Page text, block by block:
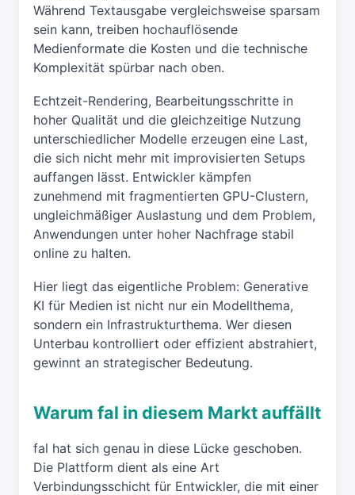
Während Textausgabe vergleichsweise sparsam
sein kann, treiben hochauflösende
Medienformate die Kosten und die technische
Komplexität spürbar nach oben.
Echtzeit-Rendering, Bearbeitungsschritte in
hoher Qualität und die gleichzeitige Nutzung
unterschiedlicher Modelle erzeugen eine Last,
die sich nicht mehr mit improvisierten Setups
auffangen lässt. Entwickler kämpfen
zunehmend mit fragmentierten GPU-Clustern,
ungleichmäßiger Auslastung und dem Problem,
Anwendungen unter hoher Nachfrage stabil
online zu halten.
Hier liegt das eigentliche Problem: Generative
KI für Medien ist nicht nur ein Modellthema,
sondern ein Infrastrukturthema. Wer diesen
Unterbau kontrolliert oder effizient abstrahiert,
gewinnt an strategischer Bedeutung.
Warum fal in diesem Markt auffällt
fal hat sich genau in diese Lücke geschoben.
Die Plattform dient als eine Art
Verbindungsschicht für Entwickler, die mit einer